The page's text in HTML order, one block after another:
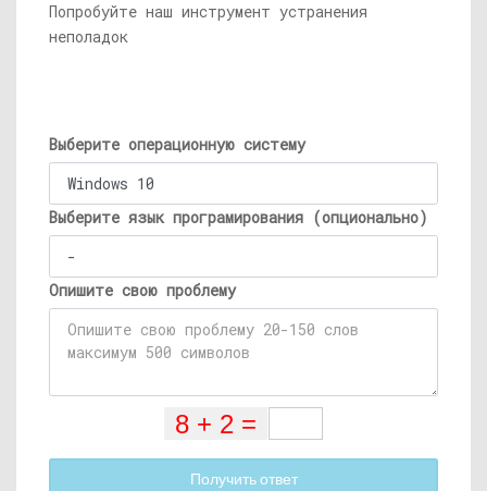
Попробуйте наш инструмент устранения
неполадок
Выберите операционную систему
Выберите язык програмирования (опционально)
Опишите свою проблему
Получить ответ